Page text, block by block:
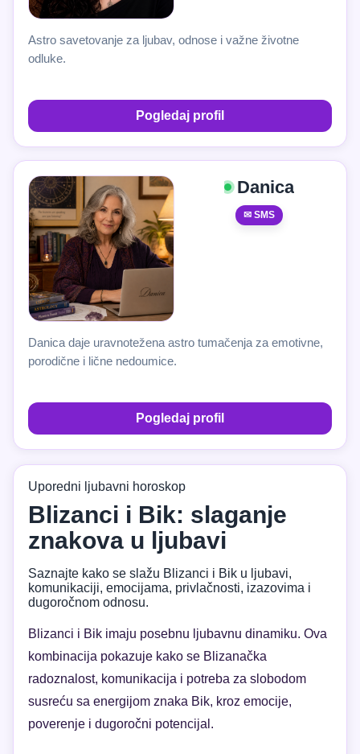
Astro savetovanje za ljubav, odnose i važne životne
odluke.
Pogledaj profil
Danica
✉ SMS
Danica daje uravnotežena astro tumačenja za emotivne,
porodične i lične nedoumice.
Pogledaj profil
Uporedni ljubavni horoskop
Blizanci i Bik: slaganje
znakova u ljubavi
Saznajte kako se slažu Blizanci i Bik u ljubavi,
komunikaciji, emocijama, privlačnosti, izazovima i
dugoročnom odnosu.
Blizanci i Bik imaju posebnu ljubavnu dinamiku. Ova
kombinacija pokazuje kako se Blizanačka
radoznalost, komunikacija i potreba za slobodom
susreću sa energijom znaka Bik, kroz emocije,
poverenje i dugoročni potencijal.